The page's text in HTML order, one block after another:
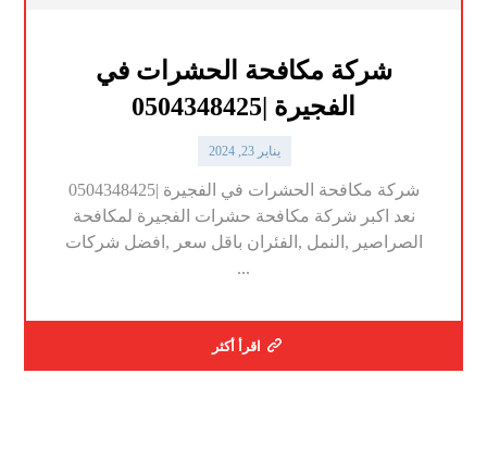
شركة مكافحة الحشرات في
الفجيرة |0504348425
يناير 23, 2024
شركة مكافحة الحشرات في الفجيرة |0504348425
نعد اكبر شركة مكافحة حشرات الفجيرة لمكافحة
الصراصير ,النمل ,الفئران باقل سعر ,افضل شركات
...
اقرأ أكثر